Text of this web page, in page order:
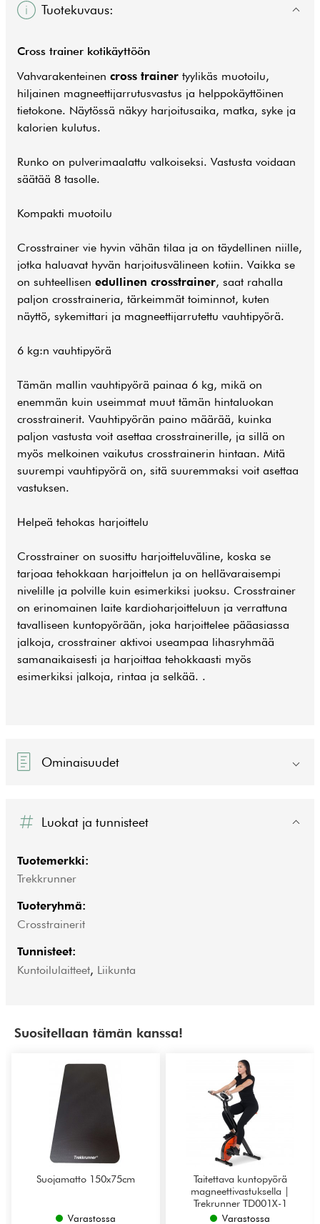
Tuotekuvaus:
Cross trainer kotikäyttöön
Vahvarakenteinen cross trainer tyylikäs muotoilu,
hiljainen magneettijarrutusvastus ja helppokäyttöinen
tietokone. Näytössä näkyy harjoitusaika, matka, syke ja
kalorien kulutus.
Runko on pulverimaalattu valkoiseksi. Vastusta voidaan
säätää 8 tasolle.
Kompakti muotoilu
Crosstrainer vie hyvin vähän tilaa ja on täydellinen niille,
jotka haluavat hyvän harjoitusvälineen kotiin. Vaikka se
on suhteellisen edullinen crosstrainer, saat rahalla
paljon crosstraineria, tärkeimmät toiminnot, kuten
näyttö, sykemittari ja magneettijarrutettu vauhtipyörä.
6 kg:n vauhtipyörä
Tämän mallin vauhtipyörä painaa 6 kg, mikä on
enemmän kuin useimmat muut tämän hintaluokan
crosstrainerit. Vauhtipyörän paino määrää, kuinka
paljon vastusta voit asettaa crosstrainerille, ja sillä on
myös melkoinen vaikutus crosstrainerin hintaan. Mitä
suurempi vauhtipyörä on, sitä suuremmaksi voit asettaa
vastuksen.
Helpeä tehokas harjoittelu
Crosstrainer on suosittu harjoitteluväline, koska se
tarjoaa tehokkaan harjoittelun ja on hellävaraisempi
nivelille ja polville kuin esimerkiksi juoksu. Crosstrainer
on erinomainen laite kardioharjoitteluun ja verrattuna
tavalliseen kuntopyörään, joka harjoittelee pääasiassa
jalkoja, crosstrainer aktivoi useampaa lihasryhmää
samanaikaisesti ja harjoittaa tehokkaasti myös
esimerkiksi jalkoja, rintaa ja selkää. .
Ominaisuudet
Luokat ja tunnisteet
Tuotemerkki:
Trekkrunner
Tuoteryhmä:
Crosstrainerit
Tunnisteet:
Kuntoilulaitteet, Liikunta
Suositellaan tämän kanssa!
Suojamatto 150x75cm
Varastossa
Taitettava kuntopyörä
magneettivastuksella |
Trekrunner TD001X-1
Varastossa